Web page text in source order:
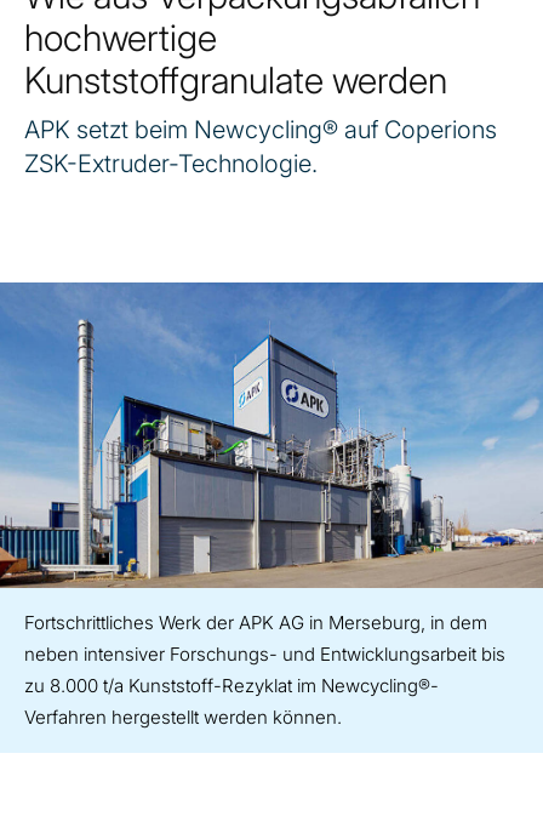
hochwertige
Kunststoffgranulate werden
APK setzt beim Newcycling® auf Coperions
ZSK-Extruder-Technologie.
Fortschrittliches Werk der APK AG in Merseburg, in dem
neben intensiver Forschungs- und Entwicklungsarbeit bis
zu 8.000 t/a Kunststoff-Rezyklat im Newcycling®-
Verfahren hergestellt werden können.